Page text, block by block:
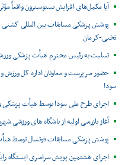
آیا مکمل‌های افزایش تستوسترون واقعاً
پوشش پزشکی مسابقات بین المللی کشتی
تختی-کرمان
تسلیت به رئیس محترم هیأت پزشکی
حضور سرپرست و معاونان اداره کل ورزش
سودا
اجرای طرح ملی سودا توسط هیأت پزشکی
آغاز بازرسی اولیه از باشگاه های ورزشی
پوشش پزشکی مسابقات فوتسال توسط
اجرای هشتمین پویش سراسری ایستگاه